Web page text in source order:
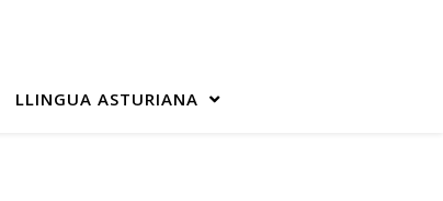
LLINGUA ASTURIANA